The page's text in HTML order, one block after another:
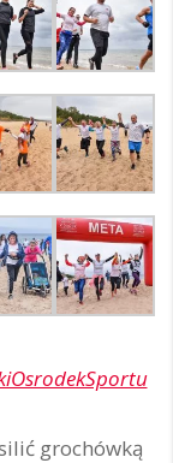
grochówką